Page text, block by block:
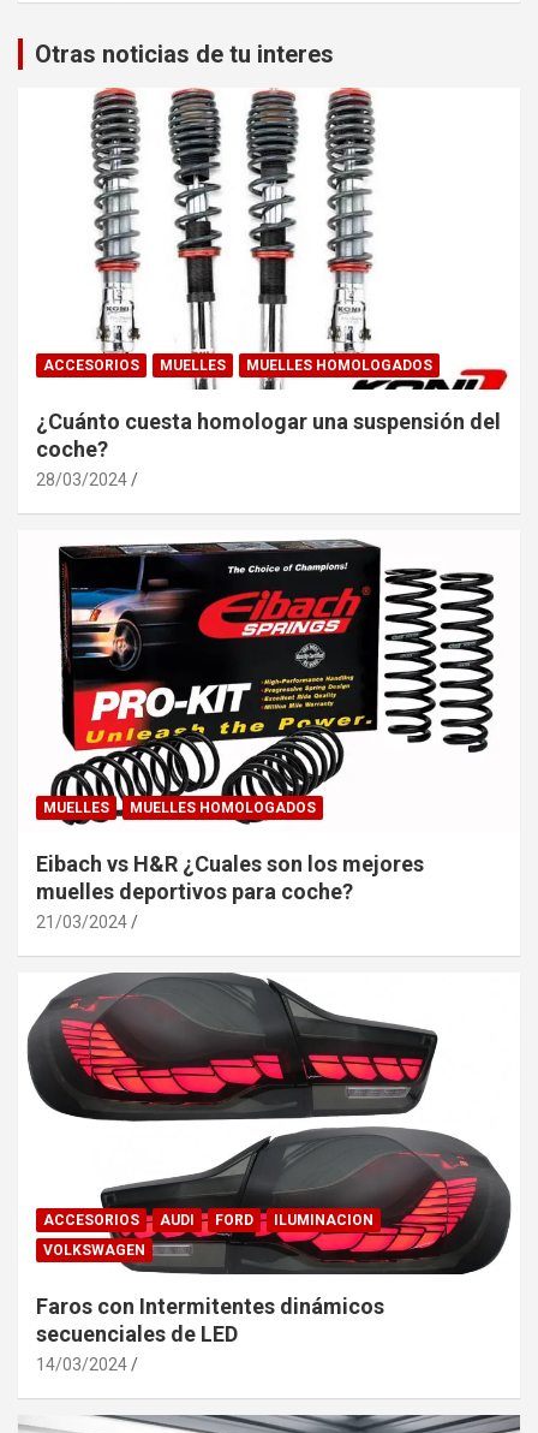
Otras noticias de tu interes
ACCESORIOS MUELLES MUELLES HOMOLOGADOS
¿Cuánto cuesta homologar una suspensión del
coche?
28/03/2024
MUELLES MUELLES HOMOLOGADOS
Eibach vs H&R ¿Cuales son los mejores
muelles deportivos para coche?
21/03/2024
ACCESORIOS AUDI FORD
ILUMINACION
VOLKSWAGEN
Faros con Intermitentes dinámicos
secuenciales de LED
14/03/2024